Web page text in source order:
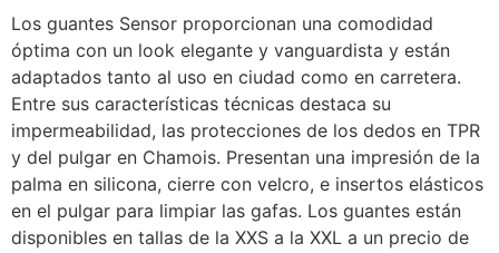
Los guantes Sensor proporcionan una comodidad
óptima con un look elegante y vanguardista y están
adaptados tanto al uso en ciudad como en carretera.
Entre sus características técnicas destaca su
impermeabilidad, las protecciones de los dedos en TPR
y del pulgar en Chamois. Presentan una impresión de la
palma en silicona, cierre con velcro, e insertos elásticos
en el pulgar para limpiar las gafas. Los guantes están
disponibles en tallas de la XXS a la XXL a un precio de